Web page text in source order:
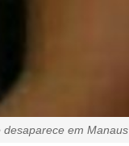
em Manaus